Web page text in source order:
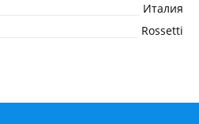
Италия
Rossetti